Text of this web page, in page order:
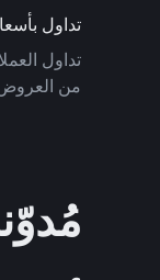
تداول
تداول
من العروض